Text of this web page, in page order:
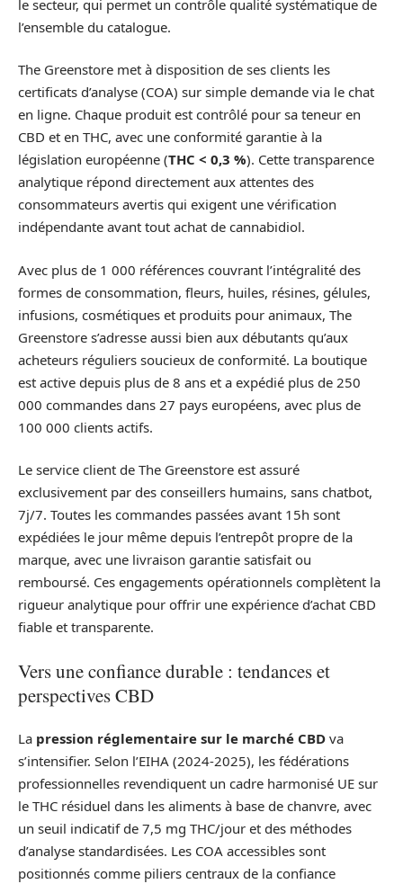
le secteur, qui permet un contrôle qualité systématique de
l’ensemble du catalogue.
The Greenstore met à disposition de ses clients les
certificats d’analyse (COA) sur simple demande via le chat
en ligne. Chaque produit est contrôlé pour sa teneur en
CBD et en THC, avec une conformité garantie à la
législation européenne (THC < 0,3 %). Cette transparence
analytique répond directement aux attentes des
consommateurs avertis qui exigent une vérification
indépendante avant tout achat de cannabidiol.
Avec plus de 1 000 références couvrant l’intégralité des
formes de consommation, fleurs, huiles, résines, gélules,
infusions, cosmétiques et produits pour animaux, The
Greenstore s’adresse aussi bien aux débutants qu’aux
acheteurs réguliers soucieux de conformité. La boutique
est active depuis plus de 8 ans et a expédié plus de 250
000 commandes dans 27 pays européens, avec plus de
100 000 clients actifs.
Le service client de The Greenstore est assuré
exclusivement par des conseillers humains, sans chatbot,
7j/7. Toutes les commandes passées avant 15h sont
expédiées le jour même depuis l’entrepôt propre de la
marque, avec une livraison garantie satisfait ou
remboursé. Ces engagements opérationnels complètent la
rigueur analytique pour offrir une expérience d’achat CBD
fiable et transparente.
Vers une confiance durable : tendances et
perspectives CBD
La pression réglementaire sur le marché CBD va
s’intensifier. Selon l’EIHA (2024-2025), les fédérations
professionnelles revendiquent un cadre harmonisé UE sur
le THC résiduel dans les aliments à base de chanvre, avec
un seuil indicatif de 7,5 mg THC/jour et des méthodes
d’analyse standardisées. Les COA accessibles sont
positionnés comme piliers centraux de la confiance